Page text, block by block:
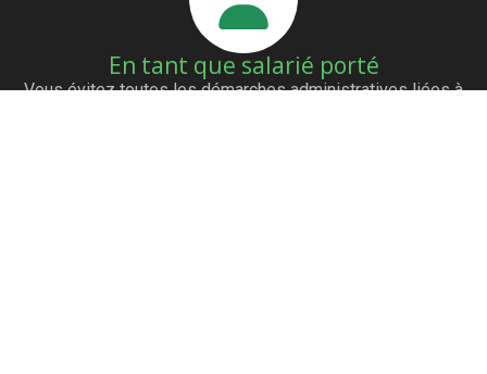
En tant que salarié porté
Vous évitez toutes les démarches administratives liées à